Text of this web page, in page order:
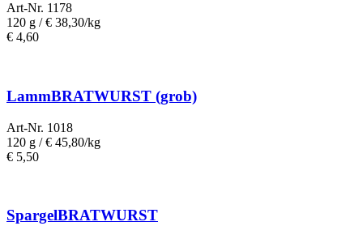
Art-Nr. 1178
120 g /€ 38,30/kg
€ 4,60
LammBRATWURST (grob)
Art-Nr. 1018
120 g /€ 45,80/kg
€ 5,50
SpargelBRATWURST